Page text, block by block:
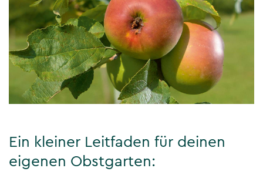
Ein kleiner Leitfaden für deinen
eigenen Obstgarten: